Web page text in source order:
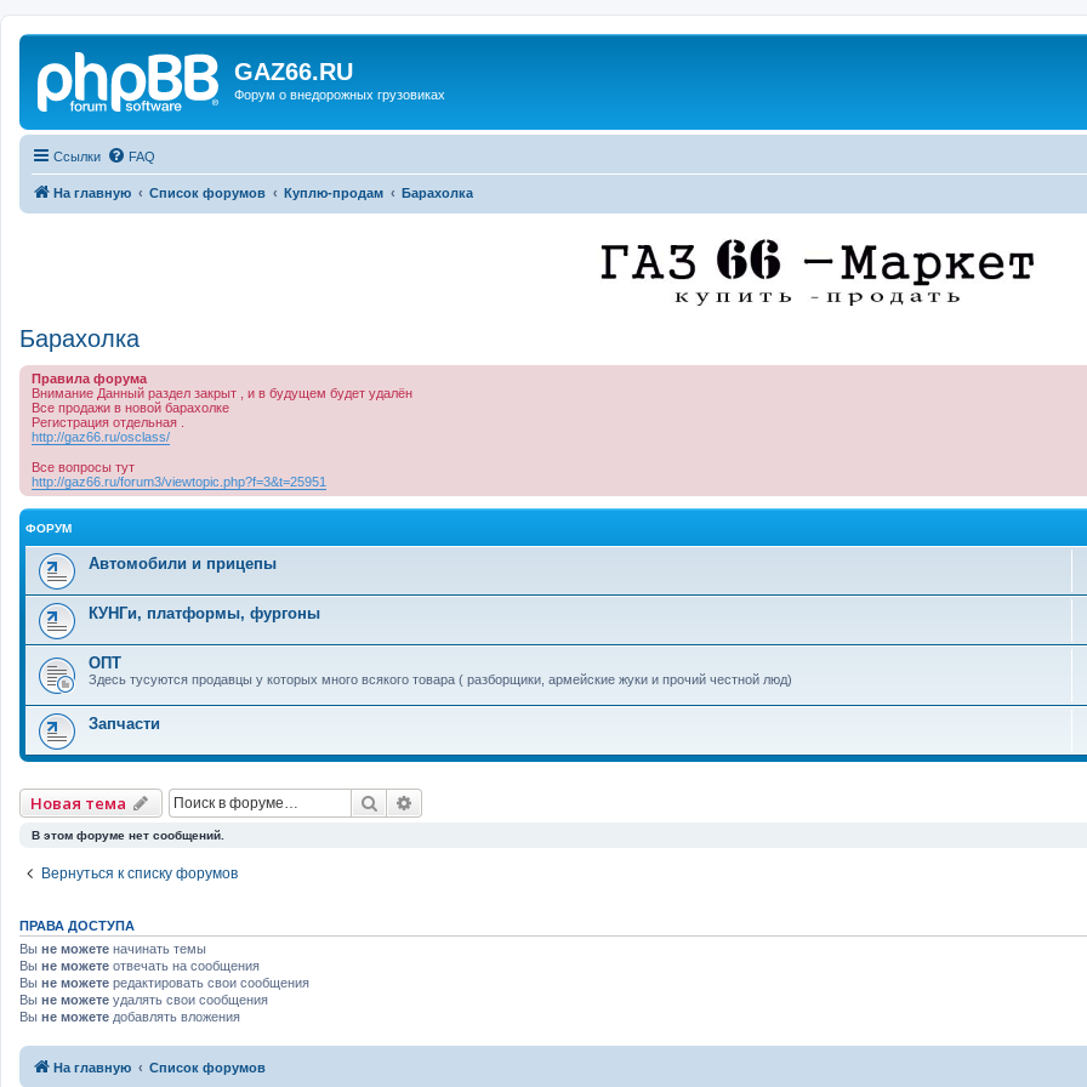
GAZ66.RU
Форум о внедорожных грузовиках
Ссылки FAQ
На главную Список форумов Куплю-продам Барахолка
Барахолка
Правила форума
Внимание Данный раздел закрыт , и в будущем будет удалён
Все продажи в новой барахолке
Регистрация отдельная .
http://gaz66.ru/osclass/
Все вопросы тут
http://gaz66.ru/forum3/viewtopic.php?f=3&t=25951
ФОРУМ
Автомобили и прицепы
КУНГи, платформы, фургоны
ОПТ
Здесь тусуются продавцы у которых много всякого товара ( разборщики, армейские жуки и прочий честной люд)
Запчасти
Новая тема Поиск
В этом форуме нет сообщений.
Вернуться к списку форумов
ПРАВА ДОСТУПА
Вы не можете начинать темы
Вы не можете отвечать на сообщения
Вы не можете редактировать свои сообщения
Вы не можете удалять свои сообщения
Вы не можете добавлять вложения
На главную Список форумов